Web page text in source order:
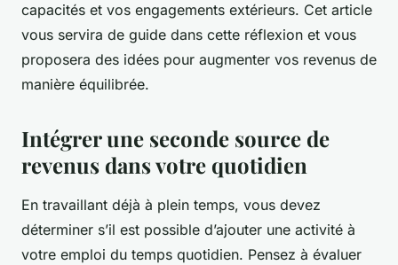
capacités et vos engagements extérieurs. Cet article
vous servira de guide dans cette réflexion et vous
proposera des idées pour augmenter vos revenus de
manière équilibrée.
Intégrer une seconde source de
revenus dans votre quotidien
En travaillant déjà à plein temps, vous devez
déterminer s’il est possible d’ajouter une activité à
votre emploi du temps quotidien. Pensez à évaluer